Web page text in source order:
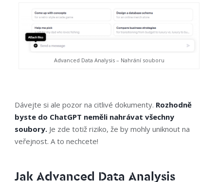
Advanced Data Analysis – Nahrání souboru
Dávejte si ale pozor na citlivé dokumenty. Rozhodně
byste do ChatGPT neměli nahrávat všechny
soubory. Je zde totiž riziko, že by mohly uniknout na
veřejnost. A to nechcete!
Jak Advanced Data Analysis